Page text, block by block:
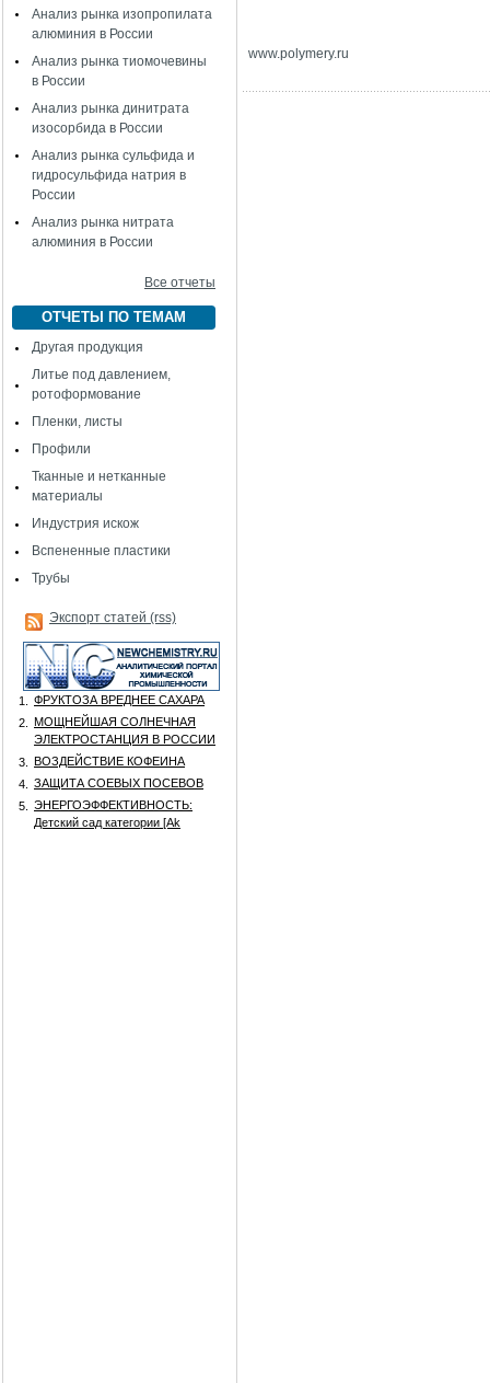
Анализ рынка изопропилата
алюминия в России
Анализ рынка тиомочевины
в России
Анализ рынка динитрата
изосорбида в России
Анализ рынка сульфида и
гидросульфида натрия в
России
Анализ рынка нитрата
алюминия в России
Все отчеты
ОТЧЕТЫ ПО ТЕМАМ
Другая продукция
Литье под давлением,
ротоформование
Пленки, листы
Профили
Тканные и нетканные
материалы
Индустрия искож
Вспененные пластики
Трубы
Экспорт статей (rss)
1.
ФРУКТОЗА ВРЕДНЕЕ САХАРА
2.
МОЩНЕЙШАЯ СОЛНЕЧНАЯ
ЭЛЕКТРОСТАНЦИЯ В РОССИИ
3.
ВОЗДЕЙСТВИЕ КОФЕИНА
4.
ЗАЩИТА СОЕВЫХ ПОСЕВОВ
5.
ЭНЕРГОЭФФЕКТИВНОСТЬ:
Детский сад категории [Аk
www.polymery.ru